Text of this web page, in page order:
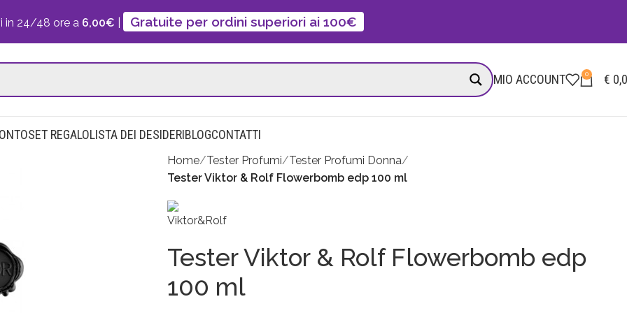
in 24/48 ore a 6,00€ Gratuite per ordini superiori ai 100€
MIO ACCOUNT 0 €
SET REGALOLISTA DEI DESIDERIBLOGCONTATTI
Home Tester Profumi
Tester Profumi Donna
Tester Viktor & Rolf Flowerbomb edp 100 ml
Tester Viktor & Rolf Flowerbomb edp
100 ml